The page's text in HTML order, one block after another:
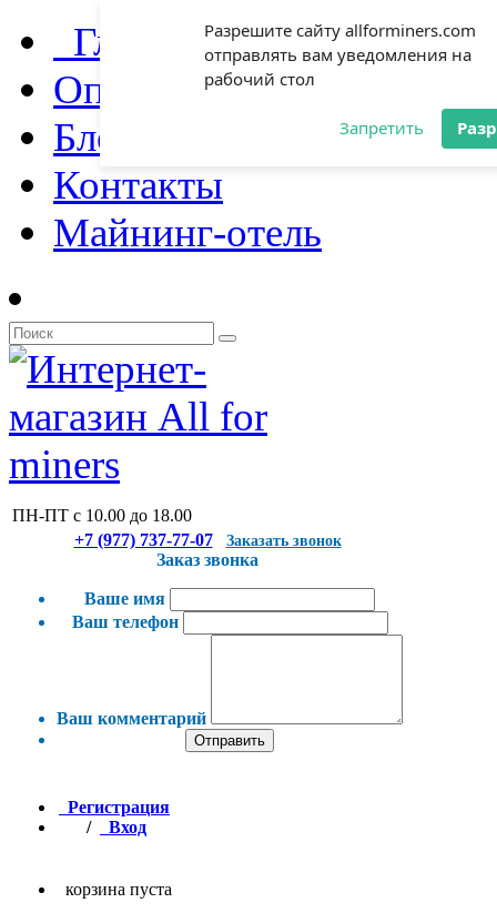
Разрешите сайту allforminers.com
отправлять вам уведомления на
рабочий стол
Запретить
Главная
Оплата и доставка
Блог
Контакты
Майнинг-отель
ПН-ПТ с 10.00 до 18.00
+7 (977) 737-77-07
Заказать звонок
Заказ звонка
Ваше имя
Ваш телефон
Ваш комментарий
Отправить
Регистрация
/
Вход
корзина пуста